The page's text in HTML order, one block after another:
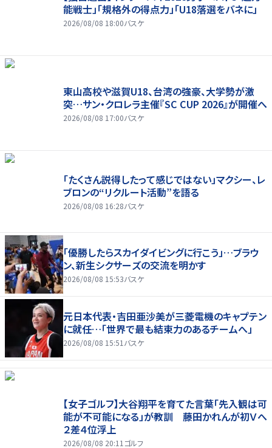
能戦士」「規格外の得点力」「U18落選をバネに」
2026/08/08 18:00バスケ
東山高校や滋賀U18、台湾の強豪、大学勢が激
突…サン・クロレラ主催『SC CUP 2026』が開催へ
2026/08/08 17:00バスケ
「たくさん説得したって感じではない」マクシー、レ
ブロンの“リクルート活動”を語る
2026/08/08 16:28バスケ
「優勝したらスカイダイビングに行こう」…ブラウ
ン、新生シクサーズの交流を明かす
2026/08/08 15:53バスケ
元日本代表・吉田亜沙美が三菱電機のキャプテン
に就任…「世界で最も結束力のあるチームへ」
2026/08/08 15:51 バスケ
【女子ゴルフ】大谷翔平を育てた言葉「先入観は可
能が不可能になる」が教訓 藤田かれんが初Ｖへ
２差４位浮上
2026/08/08 20:11 ゴルフ